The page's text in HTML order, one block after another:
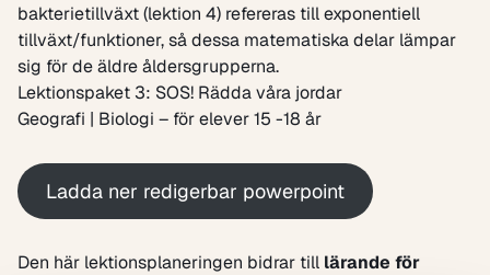
bakterietillväxt (lektion 4) refereras till exponentiell
tillväxt/funktioner, så dessa matematiska delar lämpar
sig för de äldre åldersgrupperna.
Lektionspaket 3: SOS! Rädda våra jordar
Geografi | Biologi – för elever 15 -18 år
Ladda ner redigerbar powerpoint
Den här lektionsplaneringen bidrar till lärande för